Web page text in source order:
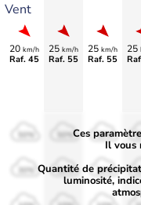
Vent
20 km/h
Raf. 45
25 km/h
Raf. 55
25 km/h
Raf. 55
25
50%
30%
50%
30%
50%
30%
Ces
Il vous
Quantité de
luminosité,